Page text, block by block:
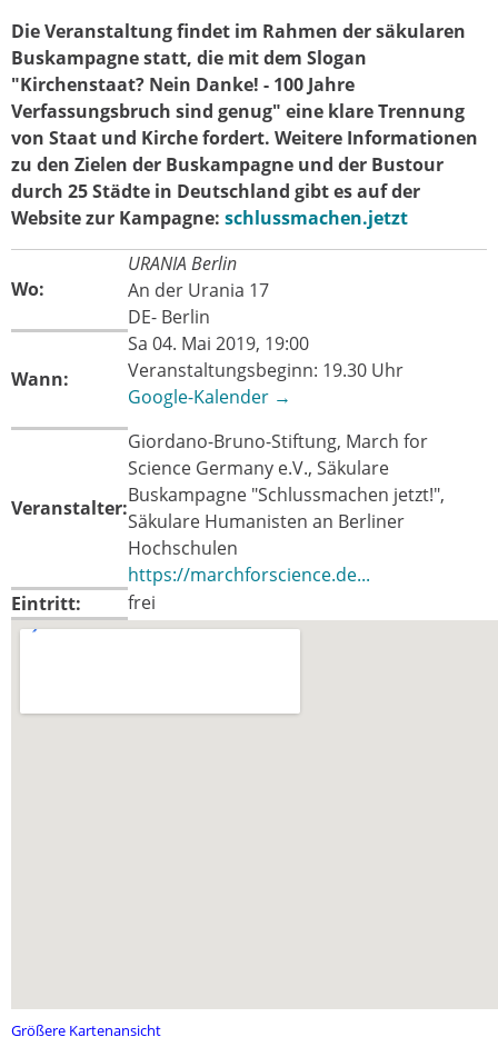
Die Veranstaltung findet im Rahmen der säkularen
Buskampagne statt, die mit dem Slogan
"Kirchenstaat? Nein Danke! - 100 Jahre
Verfassungsbruch sind genug" eine klare Trennung
von Staat und Kirche fordert. Weitere Informationen
zu den Zielen der Buskampagne und der Bustour
durch 25 Städte in Deutschland gibt es auf der
Website zur Kampagne: schlussmachen.jetzt
Wo:
URANIA Berlin
An der Urania 17
DE- Berlin
Wann:
Sa 04. Mai 2019, 19:00
Veranstaltungsbeginn: 19.30 Uhr
Google-Kalender →
Veranstalter:
Giordano-Bruno-Stiftung, March for
Science Germany e.V., Säkulare
Buskampagne "Schlussmachen jetzt!",
Säkulare Humanisten an Berliner
Hochschulen
https://marchforscience.de...
Eintritt:
frei
Größere Kartenansicht